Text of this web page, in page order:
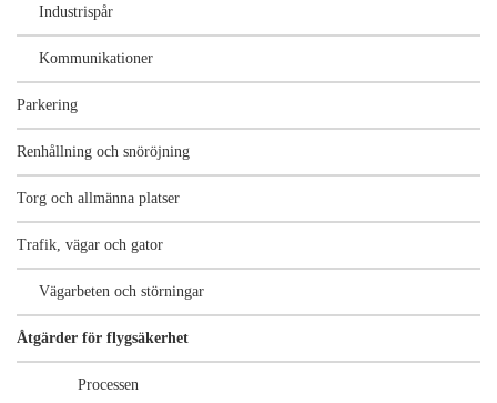
Industrispår
Kommunikationer
Parkering
Renhållning och snöröjning
Torg och allmänna platser
Trafik, vägar och gator
Vägarbeten och störningar
Åtgärder för flygsäkerhet
Processen